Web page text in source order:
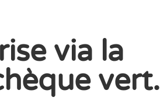
via la
vert.